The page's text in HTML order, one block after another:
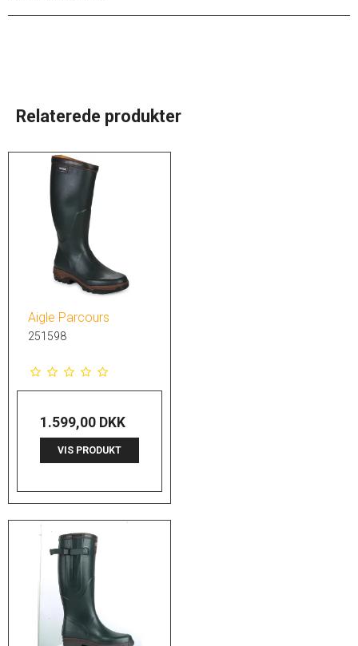
Relaterede produkter
Aigle Parcours
251598
1.599,00 DKK
VIS PRODUKT